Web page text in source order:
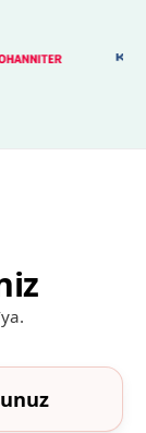
özet süreç.